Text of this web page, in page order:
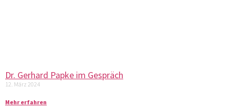
Dr. Gerhard Papke im Gespräch
12. März 2024
Mehr erfahren